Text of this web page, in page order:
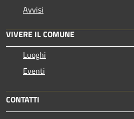
Avvisi
VIVERE IL COMUNE
Luoghi
Eventi
CONTATTI